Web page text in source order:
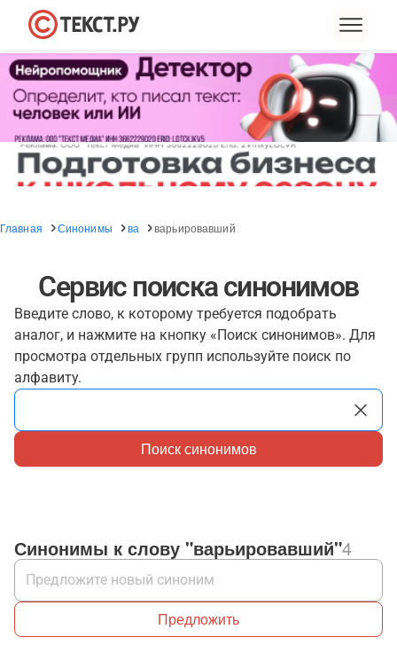
Главная Синонимы ва варьировавший
Сервис поиска синонимов
Введите слово, к которому требуется подобрать
аналог, и нажмите на кнопку «Поиск синонимов». Для
просмотра отдельных групп используйте поиск по
алфавиту.
Поиск синонимов
Синонимы к слову "варьировавший"4
Предложить